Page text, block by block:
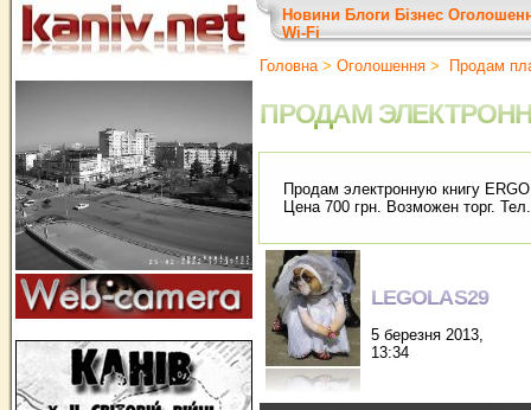
Новини Блоги Бізнес
Wi-Fi
Головна> Оголошення > Продам
ПРОДАМ
Продам электронную книгу
Цена 700 грн. Возможен торг.
LEGOLAS29
5 березня 2013,
13:34